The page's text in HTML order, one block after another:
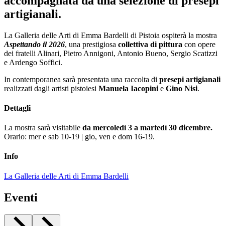
artigianali.
La Galleria delle Arti di Emma Bardelli di Pistoia ospiterà la mostra
Aspettando il 2026, una prestigiosa collettiva di pittura con opere
dei fratelli Alinari, Pietro Annigoni, Antonio Bueno, Sergio Scatizzi
e Ardengo Soffici.
In contemporanea sarà presentata una raccolta di presepi artigianali
realizzati dagli artisti pistoiesi Manuela Iacopini e Gino Nisi.
Dettagli
La mostra sarà visitabile da mercoledì 3 a martedì 30 dicembre.
Orario: mer e sab 10-19 | gio, ven e dom 16-19.
Info
La Galleria delle Arti di Emma Bardelli
Eventi